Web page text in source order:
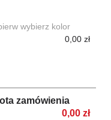
wybierz kolor
0,00 zł
zamówienia
0,00 zł